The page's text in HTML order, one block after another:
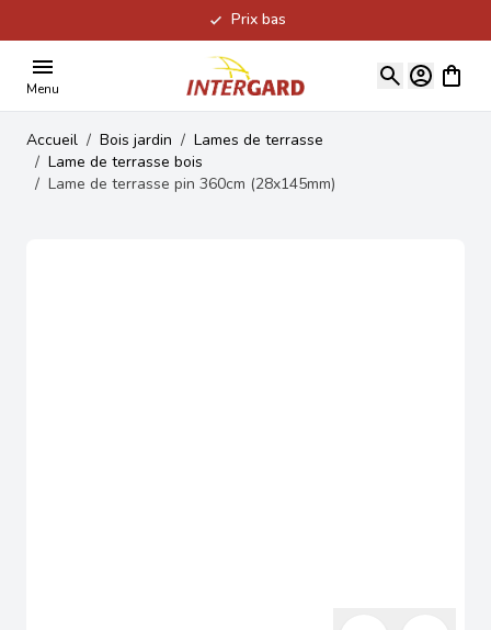
Prix bas
Menu
Voir
Accueil / Bois jardin / Lames de terrasse
/ Lame de terrasse bois
/ Lame de terrasse pin 360cm (28x145mm)